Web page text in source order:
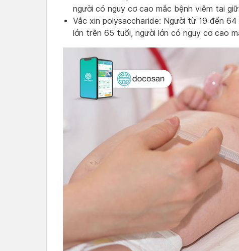
người có nguy cơ cao mắc bệnh viêm tai
Vắc xin polysaccharide: Người từ 19 đến
lớn trên 65 tuổi, người lớn có nguy cơ cao